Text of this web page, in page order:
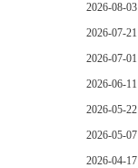
2026-08-03
2026-07-21
2026-07-01
2026-06-11
2026-05-22
2026-05-07
2026-04-17